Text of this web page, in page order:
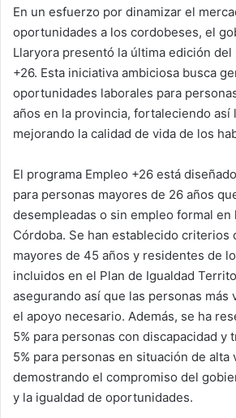
En un esfuerzo por dinamizar el
oportunidades a los cordobeses, el
Llaryora presentó la última edición del
+26. Esta iniciativa ambiciosa busca
oportunidades laborales para
años en la provincia, fortaleciendo así
mejorando la calidad de vida de los
El programa Empleo +26 está
para personas mayores de 26 años
desempleadas o sin empleo formal en
Córdoba. Se han establecido criterios
mayores de 45 años y residentes de
incluidos en el Plan de Igualdad
asegurando así que las personas más
el apoyo necesario. Además, se ha
5% para personas con discapacidad y
5% para personas en situación de alta
demostrando el compromiso del
y la igualdad de oportunidades.